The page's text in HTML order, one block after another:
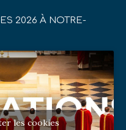
2026 À NOTRE-
les cookies